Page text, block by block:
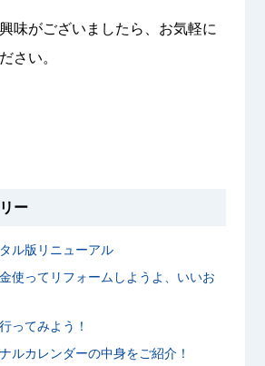
味がございましたら、お気軽に
さい。
ー
ル版リニューアル
使ってリフォームしようよ、いいお
ってみよう！
ルカレンダーの中身をご紹介！